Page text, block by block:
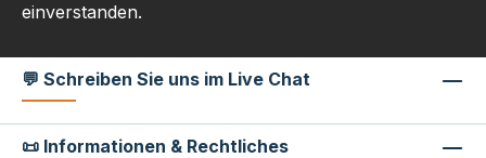
einverstanden.
💬 Schreiben Sie uns im Live Chat
📜 Informationen & Rechtliches